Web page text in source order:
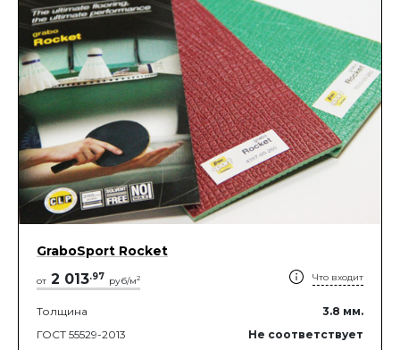
GraboSport Rocket
от 2 013.97 руб/м2 Что входит
Толщина 3.8 мм.
ГОСТ 55529-2013
Не соответствует